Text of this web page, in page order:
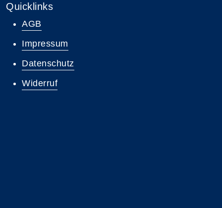
Quicklinks
AGB
Impressum
Datenschutz
Widerruf